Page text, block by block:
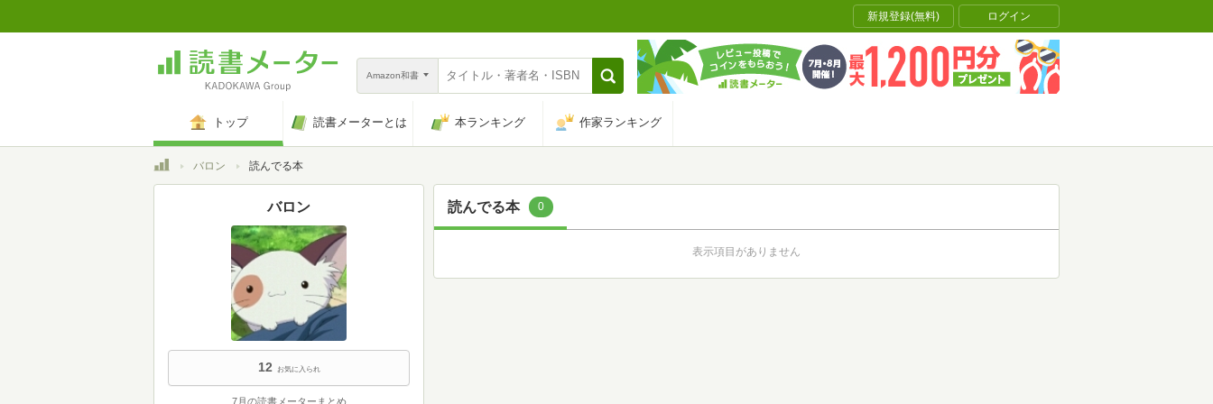
新規登録(無料) ログイン
Amazon和書
トップ 読書メーターとは 本ランキング 作家ランキング
トップバロン 読んでる本
読んでる本 0
表示項目がありません
バロン
12 お気に入られ
7月の読書メーターまとめ